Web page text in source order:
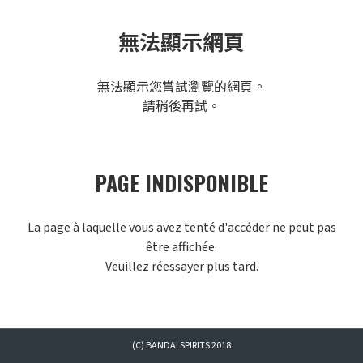
無法顯示網頁
無法顯示您嘗試瀏覽的網頁。
請稍後再試。
PAGE INDISPONIBLE
La page à laquelle vous avez tenté d'accéder ne peut pas
être affichée.
Veuillez réessayer plus tard.
(C) BANDAI SPIRITS 2018